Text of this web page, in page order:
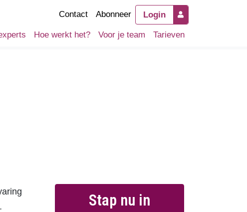
Contact Abonneer Login
Hoe werkt het? Voor je team Tarieven
Stap nu in